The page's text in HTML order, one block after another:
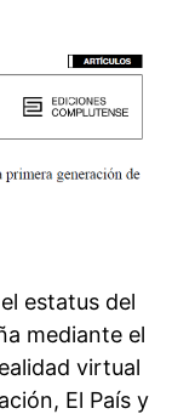
estatus del
mediante el
virtual
El País y